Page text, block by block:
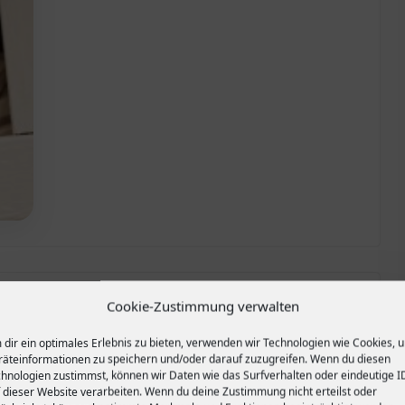
Cookie-Zustimmung verwalten
dir ein optimales Erlebnis zu bieten, verwenden wir Technologien wie Cookies,
zu speichern und/oder darauf zuzugreifen. Wenn du diesen
zustimmst, können wir Daten wie das Surfverhalten oder eindeutige
dieser Website verarbeiten. Wenn du deine Zustimmung nicht erteilst oder
Naschgarten anlegen – Stachelbeeren,
Johannisbeeren und Jostabeeren
24. Juli 2014 0